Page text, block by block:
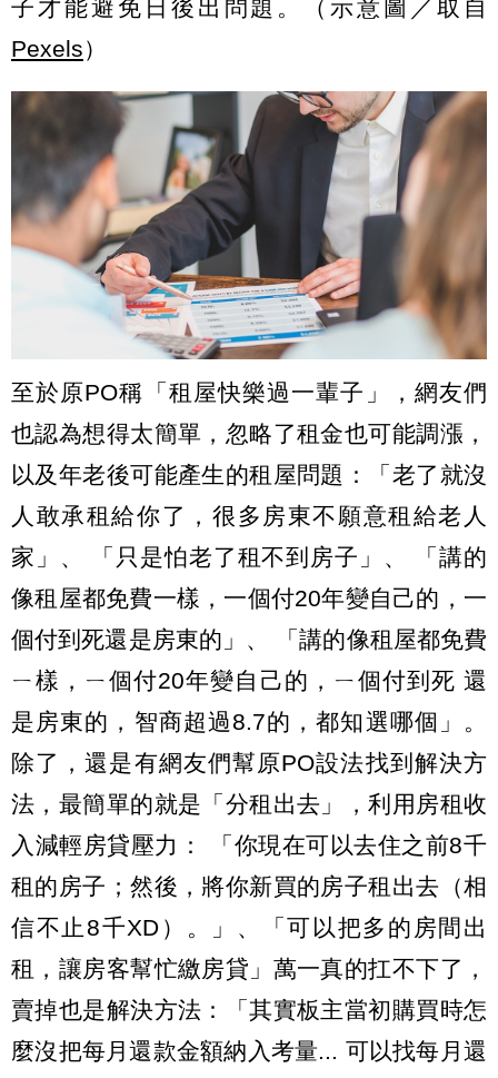
子才能避免日後出問題。（示意圖／取自
Pexels）
至於原PO稱「租屋快樂過一輩子」，網友們
也認為想得太簡單，忽略了租金也可能調漲，
以及年老後可能產生的租屋問題：「老了就沒
人敢承租給你了，很多房東不願意租給老人
家」、 「只是怕老了租不到房子」、 「講的
像租屋都免費一樣，一個付20年變自己的，一
個付到死還是房東的」、 「講的像租屋都免費
ㄧ樣，ㄧ個付20年變自己的，ㄧ個付到死 還
是房東的，智商超過8.7的，都知選哪個」。
除了，還是有網友們幫原PO設法找到解決方
法，最簡單的就是「分租出去」，利用房租收
入減輕房貸壓力： 「你現在可以去住之前8千
租的房子；然後，將你新買的房子租出去（相
信不止8千XD）。」、「可以把多的房間出
租，讓房客幫忙繳房貸」萬一真的扛不下了，
賣掉也是解決方法：「其實板主當初購買時怎
麼沒把每月還款金額納入考量... 可以找每月還